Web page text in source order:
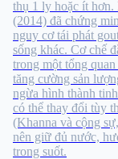
thụ 1 ly hoặc ít
(2014) đã chứng
nguy cơ tái phát
sống khác. Cơ chế
trong một tổng
tăng cường sản
ngừa hình thành
có thể thay đổi tùy
(Khanna và cộng
nên giữ đủ nước,
trong suốt.